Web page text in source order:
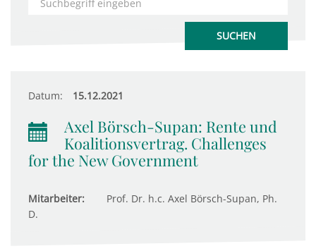
Datum: 15.12.2021
Axel Börsch-Supan: Rente und
Koalitionsvertrag. Challenges
for the New Government
Mitarbeiter:
Prof. Dr. h.c. Axel Börsch-Supan, Ph.
D.